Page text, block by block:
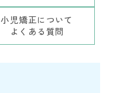
小児矯正について
よくある質問